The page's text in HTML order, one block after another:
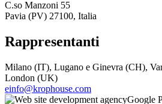
C.so Manzoni 55
Pavia (PV) 27100, Italia
Rappresentanti
Milano (IT), Lugano e Ginevra (CH),
London (UK)
einfo@krophouse.com